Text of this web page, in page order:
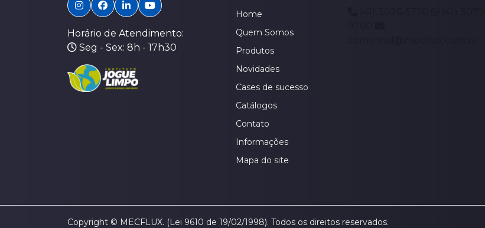
Horário de Atendimento:
Seg - Sex: 8h - 17h30
Home
Quem Somos
Produtos
Novidades
Cases de sucesso
Catálogos
Contato
Informações
Mapa do site
Copyright © MECFLUX. (Lei 9610 de 19/02/1998). Todos os direitos reservados.